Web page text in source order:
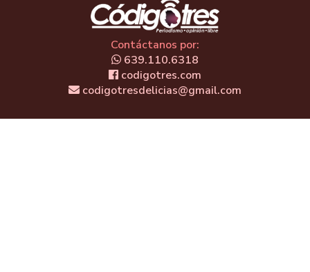
Contáctanos por:
639.110.6318
codigotres.com
codigotresdelicias@gmail.com